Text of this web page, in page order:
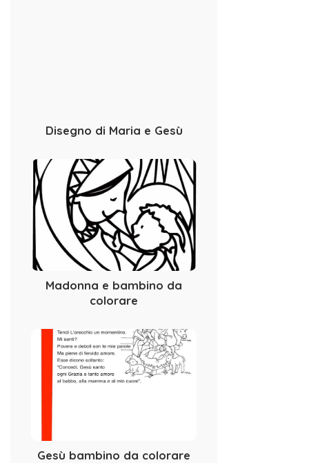
Disegno di Maria e Gesù
Madonna e bambino da
colorare
Gesù bambino da colorare